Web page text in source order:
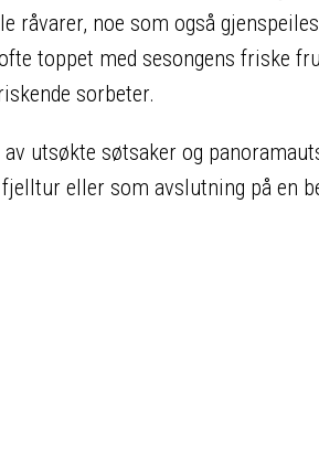
råvarer, noe som også
toppet med sesongens friske
sorbeter​.
utsøkte søtsaker og
eller som avslutning på en